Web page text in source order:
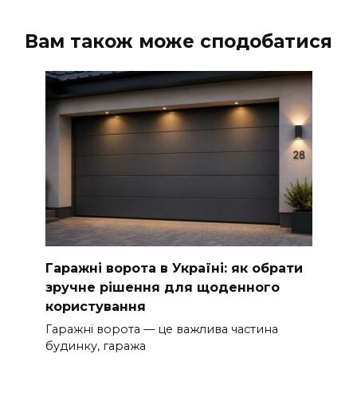
Вам також може сподобатися
Гаражні ворота в Україні: як обрати
зручне рішення для щоденного
користування
Гаражні ворота — це важлива частина
будинку, гаража